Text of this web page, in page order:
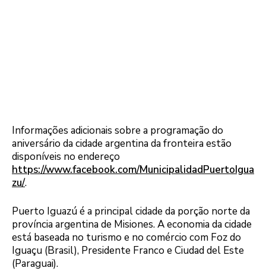
Informações adicionais sobre a programação do
aniversário da cidade argentina da fronteira estão
disponíveis no endereço
https://www.facebook.com/MunicipalidadPuertoIgua
zu/.
Puerto Iguazú é a principal cidade da porção norte da
província argentina de Misiones. A economia da cidade
está baseada no turismo e no comércio com Foz do
Iguaçu (Brasil), Presidente Franco e Ciudad del Este
(Paraguai).